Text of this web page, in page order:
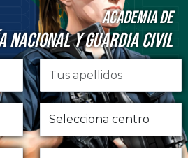
ACADEMIA DE
NACIONAL Y GUARDIA CIVIL